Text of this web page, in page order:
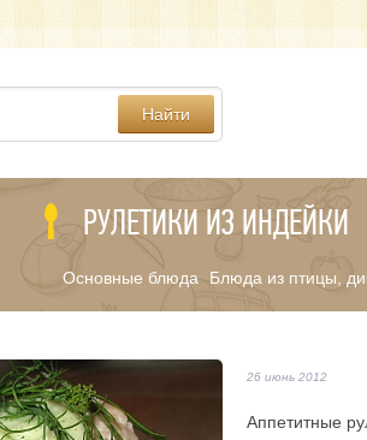
Найти
РУЛЕТИКИ ИЗ ИНДЕЙКИ
Основные блюда/ Блюда из птицы,
26 июнь 2012
Аппетитные